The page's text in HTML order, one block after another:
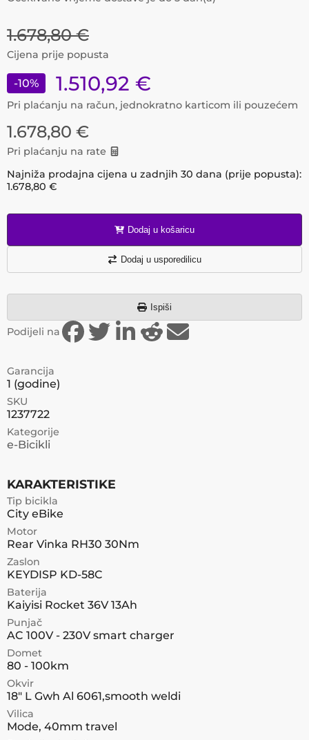
1.678,80 €
Cijena prije popusta
-10% 1.510,92 €
Pri plaćanju na račun, jednokratno karticom ili pouzećem
1.678,80 €
Pri plaćanju na rate
Najniža prodajna cijena u zadnjih 30 dana (prije popusta):
1.678,80 €
Dodaj u košaricu
Dodaj u usporedilicu
Ispiši
Podijeli na
Garancija
1 (godine)
SKU
1237722
Kategorije
e-Bicikli
KARAKTERISTIKE
Tip bicikla
City eBike
Motor
Rear Vinka RH30 30Nm
Zaslon
KEYDISP KD-58C
Baterija
Kaiyisi Rocket 36V 13Ah
Punjač
AC 100V - 230V smart charger
Domet
80 - 100km
Okvir
18" L Gwh Al 6061,smooth weldi
Vilica
Mode, 40mm travel